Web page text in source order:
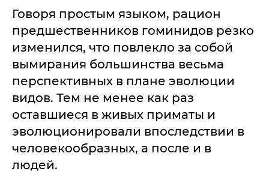
Говоря простым языком, рацион
предшественников гоминидов резко
изменился, что повлекло за собой
вымирания большинства весьма
перспективных в плане эволюции
видов. Тем не менее как раз
оставшиеся в живых приматы и
эволюционировали впоследствии в
человекообразных, а после и в
людей.